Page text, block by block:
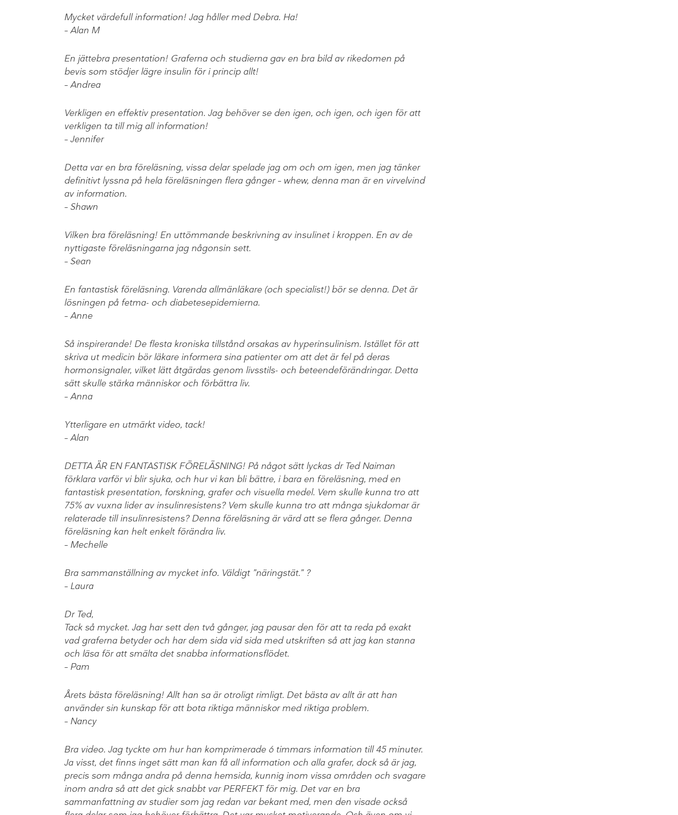
Mycket värdefull information! Jag håller med Debra. Ha!
– Alan M
En jättebra presentation! Graferna och studierna gav en bra bild av rikedomen på
bevis som stödjer lägre insulin för i princip allt!
– Andrea
Verkligen en effektiv presentation. Jag behöver se den igen, och igen, och igen för att
verkligen ta till mig all information!
– Jennifer
Detta var en bra föreläsning, vissa delar spelade jag om och om igen, men jag tänker
definitivt lyssna på hela föreläsningen flera gånger – whew, denna man är en virvelvind
av information.
– Shawn
Vilken bra föreläsning! En uttömmande beskrivning av insulinet i kroppen. En av de
nyttigaste föreläsningarna jag någonsin sett.
– Sean
En fantastisk föreläsning. Varenda allmänläkare (och specialist!) bör se denna. Det är
lösningen på fetma- och diabetesepidemierna.
– Anne
Så inspirerande! De flesta kroniska tillstånd orsakas av hyperinsulinism. Istället för att
skriva ut medicin bör läkare informera sina patienter om att det är fel på deras
hormonsignaler, vilket lätt åtgärdas genom livsstils- och beteendeförändringar. Detta
sätt skulle stärka människor och förbättra liv.
– Anna
Ytterligare en utmärkt video, tack!
– Alan
DETTA ÄR EN FANTASTISK FÖRELÄSNING! På något sätt lyckas dr Ted Naiman
förklara varför vi blir sjuka, och hur vi kan bli bättre, i bara en föreläsning, med en
fantastisk presentation, forskning, grafer och visuella medel. Vem skulle kunna tro att
75% av vuxna lider av insulinresistens? Vem skulle kunna tro att många sjukdomar är
relaterade till insulinresistens? Denna föreläsning är värd att se flera gånger. Denna
föreläsning kan helt enkelt förändra liv.
– Mechelle
Bra sammanställning av mycket info. Väldigt ”näringstät.” ?
– Laura
Dr Ted,
Tack så mycket. Jag har sett den två gånger, jag pausar den för att ta reda på exakt
vad graferna betyder och har dem sida vid sida med utskriften så att jag kan stanna
och läsa för att smälta det snabba informationsflödet.
– Pam
Årets bästa föreläsning! Allt han sa är otroligt rimligt. Det bästa av allt är att han
använder sin kunskap för att bota riktiga människor med riktiga problem.
– Nancy
Bra video. Jag tyckte om hur han komprimerade 6 timmars information till 45 minuter.
Ja visst, det finns inget sätt man kan få all information och alla grafer, dock så är jag,
precis som många andra på denna hemsida, kunnig inom vissa områden och svagare
inom andra så att det gick snabbt var PERFEKT för mig. Det var en bra
sammanfattning av studier som jag redan var bekant med, men den visade också